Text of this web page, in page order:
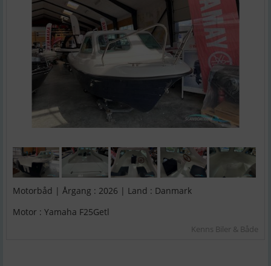
Motorbåd | Årgang : 2026 | Land : Danmark
Motor : Yamaha F25Getl
Kenns Biler & Både